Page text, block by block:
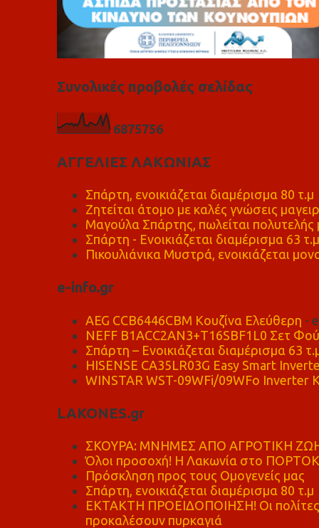
Συνολικές προβολές σελίδας
6875756
ΑΓΓΕΛΙΕΣ ΛΑΚΩΝΙΑΣ
Σπάρτη, ενοικιάζεται διαμέρισμα 80 τ.μ
Ζητείται άτομο με καλές γνώσεις
Μαγούλα Σπάρτης, πωλείται πολυτελής
Σπάρτη - Ενοικιάζεται διαμέρισμα 63 τ.μ
Πικουλιάνικα Μυστρά, ενοικιάζεται
e-info.gr
AEG CCB6446CBM Κουζίνα Ελεύθερη -
NEFF B1ACC2AN3+T16SBF1L0 Σετ
Σπάρτη – Ενοικιάζεται διαμέρισμα 63
HISENSE CA35LR03G Easy Smart
WINSTAR WST-09WFi/09WFo Inverter
LAKONES.gr
ΣΚΟΥΡΑ: ΜΝΗΜΕΣ ΑΠΟ ΑΓΡΟΤΙΚΗ
Όλοι προσοχή! Η Λακωνία στο
Πρόσκληση προς τους Ομογενείς μας
Σπάρτη, ενοικιάζεται διαμέρισμα 80 τ.μ
ΕΚΤΑΚΤΗ ΠΡΟΕΙΔΟΠΟΙΗΣΗ! Οι πολίτες
προκαλέσουν πυρκαγιά